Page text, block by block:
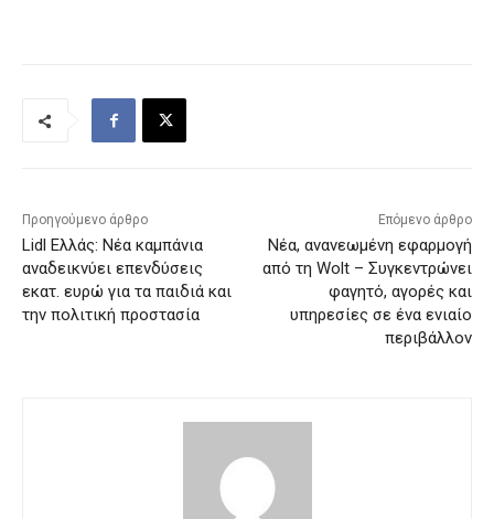
Προηγούμενο άρθρο
Lidl Ελλάς: Νέα καμπάνια
αναδεικνύει επενδύσεις
εκατ. ευρώ για τα παιδιά και
την πολιτική προστασία
Επόμενο άρθρο
Νέα, ανανεωμένη εφαρμογή
από τη Wolt – Συγκεντρώνει
φαγητό, αγορές και
υπηρεσίες σε ένα ενιαίο
περιβάλλον